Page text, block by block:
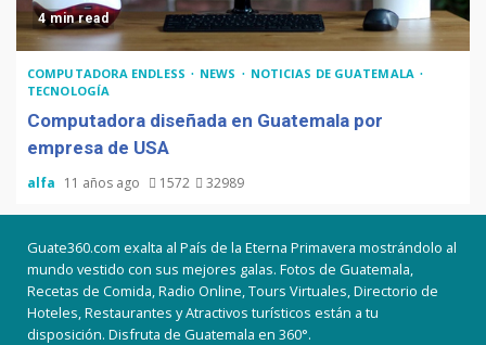
4 min read
COMPUTADORA ENDLESS NEWS
NOTICIAS DE GUATEMALA
TECNOLOGÍA
Computadora diseñada en Guatemala por
empresa de USA
alfa 11 años ago 1572 32989
Guate360.com exalta al País de la Eterna Primavera mostrándolo al
mundo vestido con sus mejores galas. Fotos de Guatemala,
Recetas de Comida, Radio Online, Tours Virtuales, Directorio de
Hoteles, Restaurantes y Atractivos turísticos están a tu
disposición. Disfruta de Guatemala en 360°.